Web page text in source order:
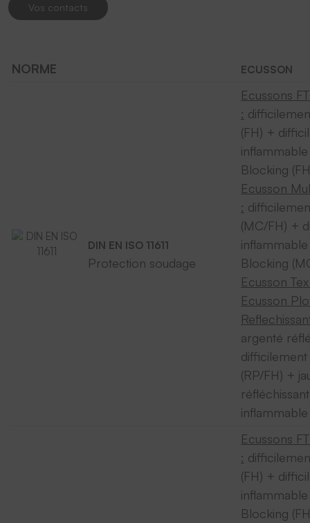
Vos contacts
NORME ECUSSON
DIN EN ISO 11611
Protection soudage
Ecussons
:
(FH) +
Blocking
Ecusson
:
(MC/FH) +
Blocking
Ecusson
Ecusson
argenté
(RP/FH) +
inflammable
Ecussons
:
(FH) +
Blocking